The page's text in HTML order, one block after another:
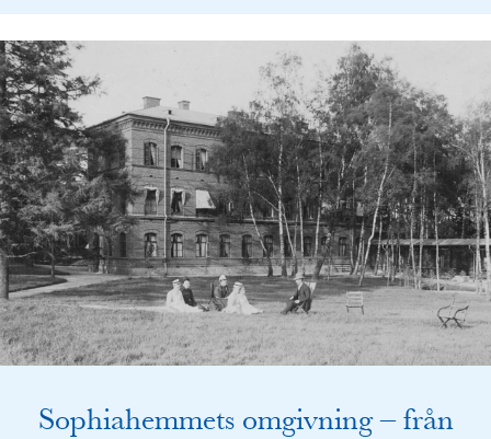
Sophiahemmets omgivning – från